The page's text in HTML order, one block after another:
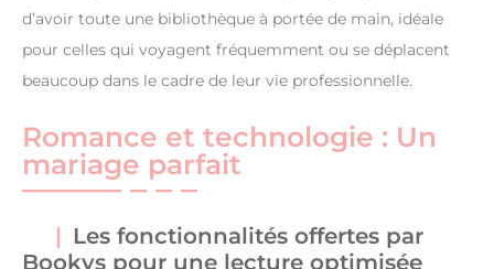
d’avoir toute une bibliothèque à portée de main, idéale
pour celles qui voyagent fréquemment ou se déplacent
beaucoup dans le cadre de leur vie professionnelle.
Romance et technologie : Un
mariage parfait
Les fonctionnalités offertes par
Bookys pour une lecture optimisée